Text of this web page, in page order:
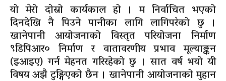
यो मेरो दोस्रो कार्यकाल हो । म निर्वाचित भएको
दिनदेखि नै पिउने पानीका लागि लागिपरेको छु ।
खानेपानी आयोजनाको विस्तृत परियोजना निर्माण
९डिपिआर० निर्माण र वातावरणीय प्रभाव मूल्याङ्कन
(इआइए) गर्न मेहनत गरिरहेको छु । सात वर्ष भयो यी
विषय अझै टुङ्गिएको छैन । खानेपानी आयोजनाको मुहान